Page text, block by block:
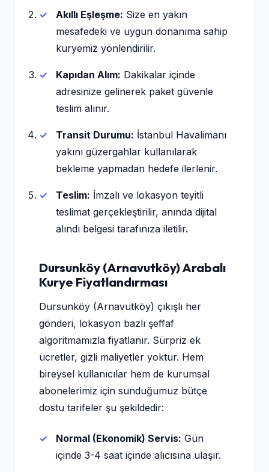
Akıllı Eşleşme: Size en yakın
mesafedeki ve uygun donanıma sahip
kuryemiz yönlendirilir.
Kapıdan Alım: Dakikalar içinde
adresinize gelinerek paket güvenle
teslim alınır.
Transit Durumu: İstanbul Havalimanı
yakını güzergahlar kullanılarak
bekleme yapmadan hedefe ilerlenir.
Teslim: İmzalı ve lokasyon teyitli
teslimat gerçekleştirilir, anında dijital
alındı belgesi tarafınıza iletilir.
Dursunköy (Arnavutköy) Arabalı
Kurye Fiyatlandırması
Dursunköy (Arnavutköy) çıkışlı her
gönderi, lokasyon bazlı şeffaf
algoritmamızla fiyatlanır. Sürpriz ek
ücretler, gizli maliyetler yoktur. Hem
bireysel kullanıcılar hem de kurumsal
abonelerimiz için sunduğumuz bütçe
dostu tarifeler şu şekildedir:
Normal (Ekonomik) Servis: Gün
içinde 3-4 saat içinde alıcısına ulaşır.